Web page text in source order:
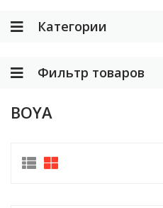
Категории
Фильтр товаров
BOYA